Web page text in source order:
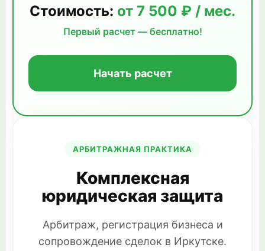
Стоимость: от 7 500 ₽ / мес.
Первый расчет — бесплатно!
Начать расчет
АРБИТРАЖНАЯ ПРАКТИКА
Комплексная
юридическая защита
Арбитраж, регистрация бизнеса и
сопровождение сделок в Иркутске.